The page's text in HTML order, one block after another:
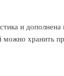
и
можно хранить